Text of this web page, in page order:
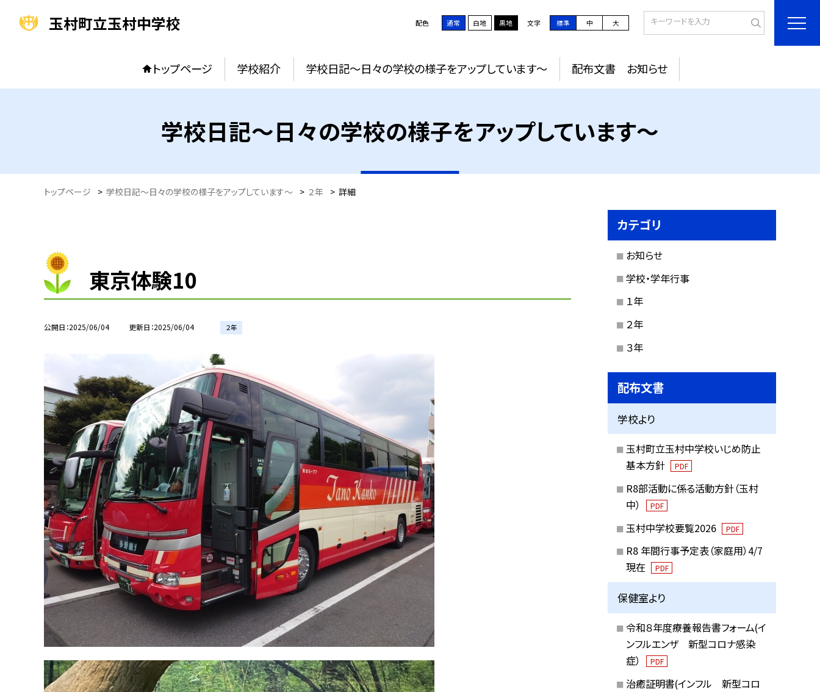
玉村町立玉村中学校 配色 通常 白地 黒地 文字 標準 中 大
トップページ 学校紹介 学校日記～日々の学校の様子をアップしています～ 配布文書 お知らせ
学校日記～日々の学校の様子をアップしています～
トップページ > 学校日記～日々の学校の様子をアップしています～ > ２年 > 詳細
東京体験10
公開日 2025/06/04 更新日 2025/06/04 ２年
カテゴリ
お知らせ
学校・学年行事
１年
２年
３年
配布文書
学校より
玉村町立玉村中学校いじめ防止
基本方針
PDF
R8部活動に係る活動方針（玉村
中）
PDF
玉村中学校要覧2026 PDF
R8 年間行事予定表（家庭用）4/7
現在
PDF
保健室より
令和８年度療養報告書フォーム(イ
ンフルエンザ 新型コロナ感染
症）
PDF
治癒証明書(インフル 新型コロ